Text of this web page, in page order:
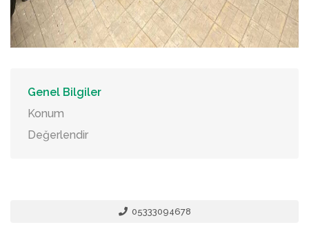
Genel Bilgiler
Konum
Değerlendir
05333094678